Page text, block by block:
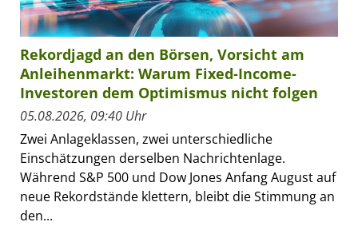
Rekordjagd an den Börsen, Vorsicht am
Anleihenmarkt: Warum Fixed-Income-
Investoren dem Optimismus nicht folgen
05.08.2026, 09:40 Uhr
Zwei Anlageklassen, zwei unterschiedliche
Einschätzungen derselben Nachrichtenlage.
Während S&P 500 und Dow Jones Anfang August auf
neue Rekordstände klettern, bleibt die Stimmung an
den...